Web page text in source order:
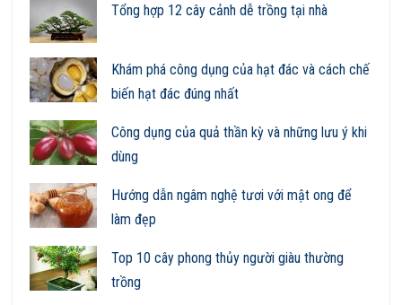
Tổng hợp 12 cây cảnh dễ trồng tại nhà
Khám phá công dụng của hạt đác và cách chế
biến hạt đác đúng nhất
Công dụng của quả thần kỳ và những lưu ý khi
dùng
Hướng dẫn ngâm nghệ tươi với mật ong để
làm đẹp
Top 10 cây phong thủy người giàu thường
trồng